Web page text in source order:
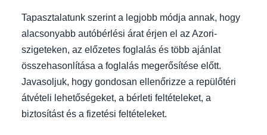
Tapasztalatunk szerint a legjobb módja annak, hogy
alacsonyabb autóbérlési árat érjen el az Azori-
szigeteken, az előzetes foglalás és több ajánlat
összehasonlítása a foglalás megerősítése előtt.
Javasoljuk, hogy gondosan ellenőrizze a repülőtéri
átvételi lehetőségeket, a bérleti feltételeket, a
biztosítást és a fizetési feltételeket.